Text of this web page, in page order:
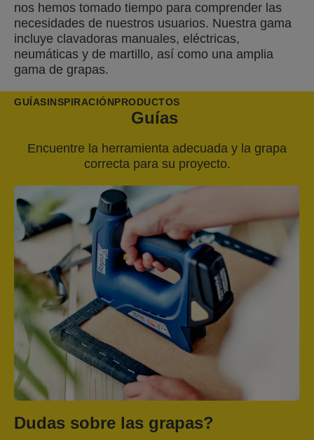
nos hemos tomado tiempo para comprender las
necesidades de nuestros usuarios. Nuestra gama
incluye clavadoras manuales, eléctricas,
neumáticas y de martillo, así como una amplia
gama de grapas.
GUÍASINSPIRACIÓNPRODUCTOS
Guías
Encuentre la herramienta adecuada y la grapa
correcta para su proyecto.
Dudas sobre las grapas?